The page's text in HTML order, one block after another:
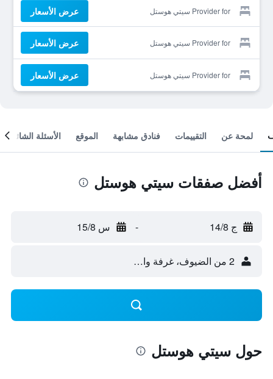
Provider for سيتي هوستل عرض الأسعار
Provider for سيتي هوستل عرض الأسعار
Provider for سيتي هوستل عرض الأسعار
لمحة عن التقييمات فنادق مشابهة الموقع الأسئلة الشائعة
أفضل صفقات سيتي هوستل
ج 14/8 - س 15/8
2 من الضيوف، غرفة واحدة
حول سيتي هوستل